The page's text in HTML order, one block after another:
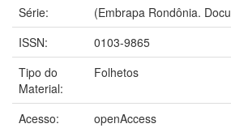
Série:
(Embrapa Rondônia.
ISSN:
0103-9865
Tipo do
Material:
Folhetos
Acesso:
openAccess